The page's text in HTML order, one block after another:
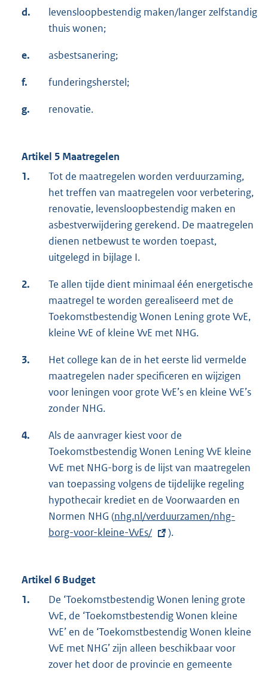
d.
levensloopbestendig maken/langer zelfstandig
thuis wonen;
e. asbestsanering;
f. funderingsherstel;
g. renovatie.
Artikel 5 Maatregelen
1.
Tot de maatregelen worden verduurzaming,
het treffen van maatregelen voor verbetering,
renovatie, levensloopbestendig maken en
asbestverwijdering gerekend. De maatregelen
dienen netbewust te worden toepast,
uitgelegd in bijlage I.
2.
Te allen tijde dient minimaal één energetische
maatregel te worden gerealiseerd met de
Toekomstbestendig Wonen Lening grote VvE,
kleine VvE of kleine VvE met NHG.
3.
Het college kan de in het eerste lid vermelde
maatregelen nader specificeren en wijzigen
voor leningen voor grote VvE’s en kleine VvE’s
zonder NHG.
4.
Als de aanvrager kiest voor de
Toekomstbestendig Wonen Lening VvE kleine
VvE met NHG-borg is de lijst van maatregelen
van toepassing volgens de tijdelijke regeling
hypothecair krediet en de Voorwaarden en
Normen NHG (E
x
n
e
l
i
n
nhg.nl/verduurzamen/nhg-
borg-voor-kleine-VvEs/
).
Artikel 6 Budget
1.
De ‘Toekomstbestendig Wonen lening grote
VvE, de ‘Toekomstbestendig Wonen kleine
VvE’ en de ‘Toekomstbestendig Wonen kleine
VvE met NHG’ zijn alleen beschikbaar voor
zover het door de provincie en gemeente